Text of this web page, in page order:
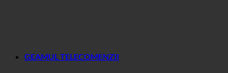
GEAMUL TELECOMENZII